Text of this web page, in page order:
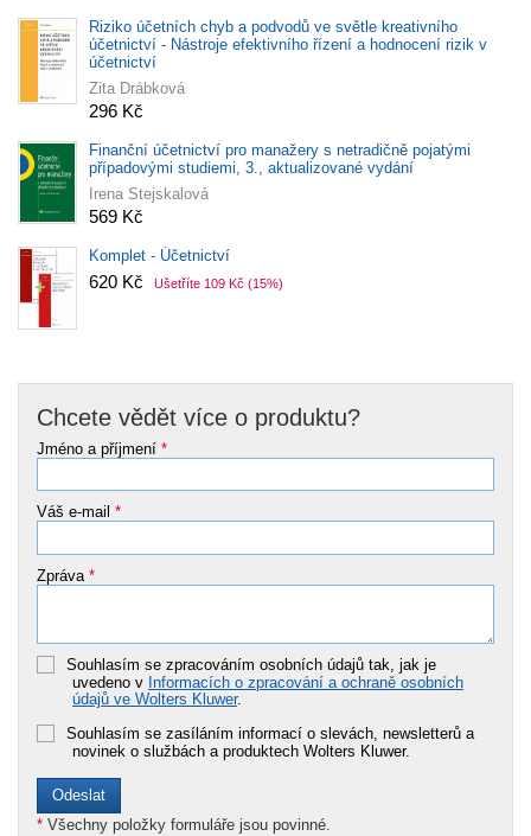
Riziko účetních chyb a podvodů ve světle kreativního
účetnictví - Nástroje efektivního řízení a hodnocení rizik v
účetnictví
Zita Drábková
296 Kč
Finanční účetnictví pro manažery s netradičně pojatými
případovými studiemi, 3., aktualizované vydání
Irena Stejskalová
569 Kč
Komplet - Účetnictví
620 Kč Ušetříte 109 Kč (15%)
Chcete vědět více o produktu?
Jméno a příjmení *
Váš e-mail *
Zpráva *
Souhlasím se zpracováním osobních údajů tak, jak je
uvedeno v Informacích o zpracování a ochraně osobních
údajů ve Wolters Kluwer.
Souhlasím se zasíláním informací o slevách, newsletterů a
novinek o službách a produktech Wolters Kluwer.
* Všechny položky formuláře jsou povinné.